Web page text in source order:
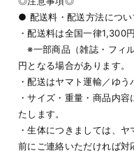
● 配送料・配送方法につい
・配送料は全国一律1,300
※一部商品（雑誌・フィ
円となる場合があります。
・配送はヤマト運輸／ゆう
・サイズ・重量・商品内
たします。
・生体につきましては、
前にご連絡いただければ対